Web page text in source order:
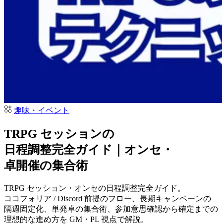
趣味・イベント
TRPG セッションの
日程調整完全ガイド｜オンセ・
卓開催の集合術
TRPG セッション・オンセの日程調整完全ガイド。
ココフォリア / Discord 前提のフロー、 長期キャンペーンの
隔週固定化、 単発卓の集合術、 参加意思確認から確定までの
理想的な進め方を GM・PL 視点で解説。